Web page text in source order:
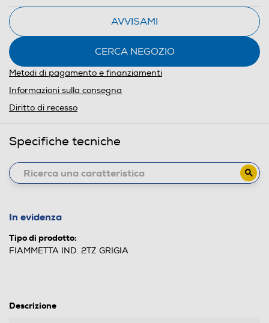
AVVISAMI
CERCA NEGOZIO
Metodi di pagamento e finanziamenti
Informazioni sulla consegna
Diritto di recesso
Specifiche tecniche
In evidenza
Tipo di prodotto:
FIAMMETTA IND. 2TZ GRIGIA
Descrizione